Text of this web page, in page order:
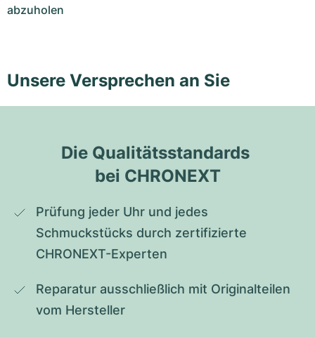
abzuholen
Unsere Versprechen an Sie
Die Qualitätsstandards
bei CHRONEXT
Prüfung jeder Uhr und jedes
Schmuckstücks durch zertifizierte
CHRONEXT-Experten
Reparatur ausschließlich mit Originalteilen
vom Hersteller